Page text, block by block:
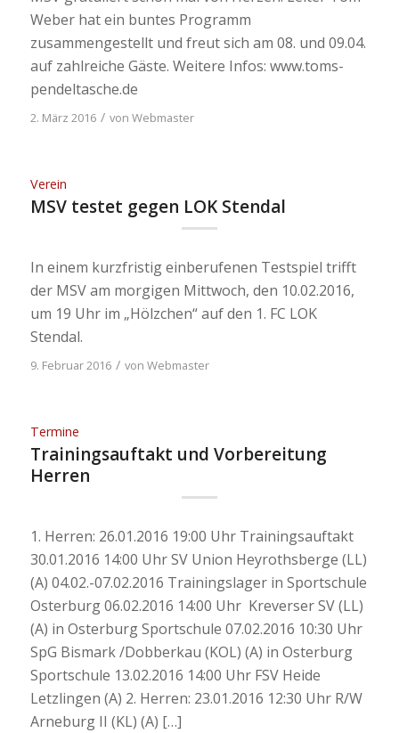
Weber hat ein buntes Programm
zusammengestellt und freut sich am 08. und 09.04.
auf zahlreiche Gäste. Weitere Infos: www.toms-
pendeltasche.de
2. März 2016 / von Webmaster
Verein
MSV testet gegen LOK Stendal
In einem kurzfristig einberufenen Testspiel trifft
der MSV am morgigen Mittwoch, den 10.02.2016,
um 19 Uhr im „Hölzchen“ auf den 1. FC LOK
Stendal.
9. Februar 2016 / von Webmaster
Termine
Trainingsauftakt und Vorbereitung
Herren
1. Herren: 26.01.2016 19:00 Uhr Trainingsauftakt
30.01.2016 14:00 Uhr SV Union Heyrothsberge (LL)
(A) 04.02.-07.02.2016 Trainingslager in Sportschule
Osterburg 06.02.2016 14:00 Uhr Kreverser SV (LL)
(A) in Osterburg Sportschule 07.02.2016 10:30 Uhr
SpG Bismark /Dobberkau (KOL) (A) in Osterburg
Sportschule 13.02.2016 14:00 Uhr FSV Heide
Letzlingen (A) 2. Herren: 23.01.2016 12:30 Uhr R/W
Arneburg II (KL) (A) […]